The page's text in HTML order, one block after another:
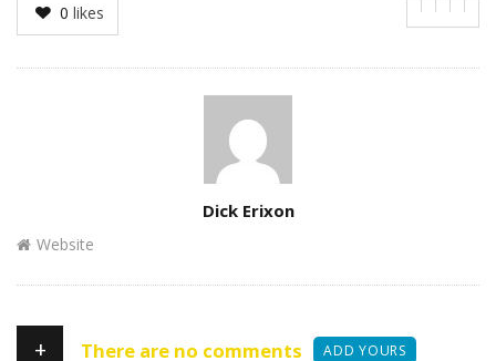
0 likes
Dick Erixon
Website
+ There are no comments ADD YOURS